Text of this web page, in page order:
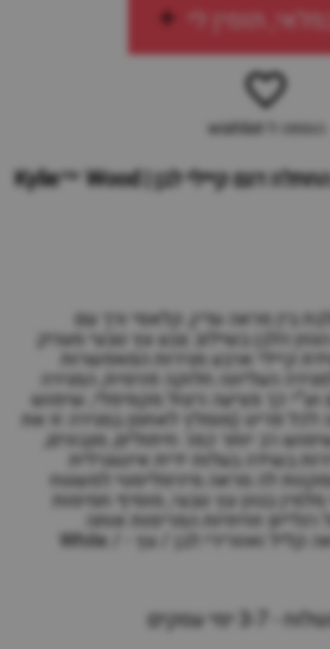
תזמין לי
הוספה ל-wishlist
שידת החתלה דגם קיילי לבן | Kylie™ Wood
בין מראה עדין, קלאסי ורך עם
הלבן בשילוב צבע עץ טבעי מעניק
קיילי ארבע מגירות המאפשרות
העליונה חלוקה פנימית, המגירה
כך מציעה ניצול מקסימלי, שימוש
לכל פריט (מומלץ לאחסן במגירה זו את
רב יותר כמו: חיתולים, מגבונים,
בשידה בעלות ידית אינטגרלית
לה מראה מינימליסטי.למשטח
בגוון עץ טבעי, מוסיף חמימות
זוויתיות המרימות אותה
מהרצפה ונותנות לה מראה קליל ואוורירי.לבן / עץ - White /
ימי עסקים